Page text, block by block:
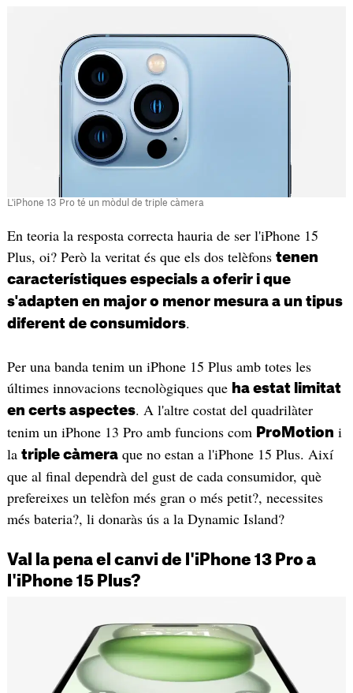
L'iPhone 13 Pro té un mòdul de triple càmera
En teoria la resposta correcta hauria de ser l'iPhone 15
Plus, oi? Però la veritat és que els dos telèfons tenen
característiques especials a oferir i que
s'adapten en major o menor mesura a un tipus
diferent de consumidors.
Per una banda tenim un iPhone 15 Plus amb totes les
últimes innovacions tecnològiques que ha estat limitat
en certs aspectes. A l'altre costat del quadrilàter
tenim un iPhone 13 Pro amb funcions com ProMotion i
la triple càmeraque no estan a l'iPhone 15 Plus. Així
que al final dependrà del gust de cada consumidor, què
prefereixes un telèfon més gran o més petit?, necessites
més bateria?, li donaràs ús a la Dynamic Island?
Val la pena el canvi de l'iPhone 13 Pro a
l'iPhone 15 Plus?